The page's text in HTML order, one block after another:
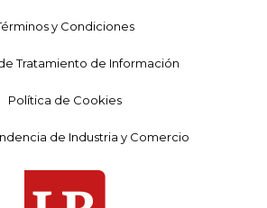
y Condiciones
Tratamiento de Información
Política de Cookies
de Industria y Comercio